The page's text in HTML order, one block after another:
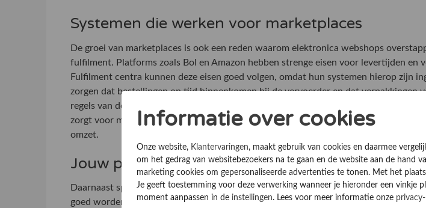
Systemen die werken voor marketplaces
De groei van marketplaces is ook een reden waarom elektronica webshops
fulfilment. Platforms zoals Bol en Amazon hebben strenge eisen voor levertijden en
Fulfilment centra kunnen deze eisen goed volgen, omdat hun systemen hierop zijn
zorgen dat bestellingen op tijd binnenkomen bij de vervoerder en dat verpakkingen
regels van de marketplace. Voor webshops is dit belangrijk, omdat een hogere score
zorgt voor meer zichtbaarheid. Een fulfilment partner helpt daarmee direct bij het
omzet.
Jouw producten op een veilige plek
Daarnaast speelt veiligheid een belangrijke rol. Elektronica voorraad heeft een hoge
goed worden beveiligd. Fulfilment centra hebben toegangssystemen, camera
Informatie over cookies
Onze website, Klantervaringen, maakt gebruik van cookies en daarmee
om het gedrag van websitebezoekers na te gaan en de website aan de hand
marketing cookies om gepersonaliseerde advertenties te tonen. Met het
Je geeft toestemming voor deze verwerking wanneer je hieronder een vinkje
moment aanpassen in de instellingen. Lees voor meer informatie onze